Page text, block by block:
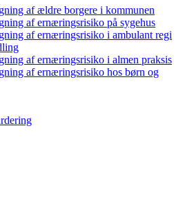
af ældre borgere i kommunen
af ernæringsrisiko på sygehus
af ernæringsrisiko i ambulant regi
af ernæringsrisiko i almen praksis
af ernæringsrisiko hos børn og